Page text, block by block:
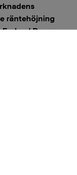
räntehöjning
Reserve.